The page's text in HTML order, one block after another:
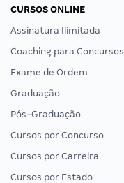
CURSOS ONLINE
Assinatura Ilimitada
Coaching para Concursos
Exame de Ordem
Graduação
Pós-Graduação
Cursos por Concurso
Cursos por Carreira
Cursos por Estado